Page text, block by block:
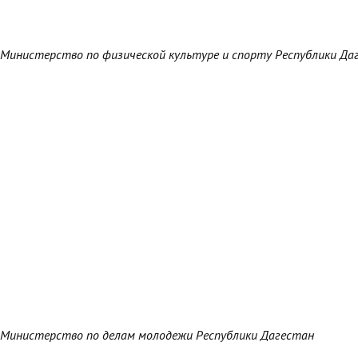
Министерство по физической культуре и спорту Республики
Министерство по делам молодежи Республики Дагестан